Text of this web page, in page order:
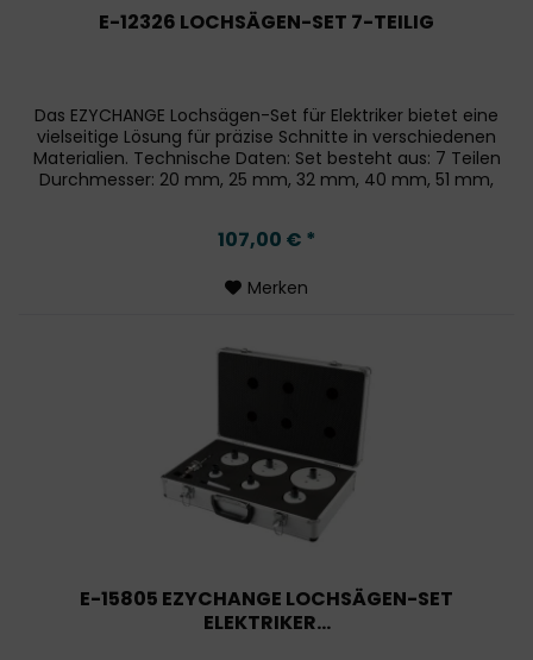
E-12326 LOCHSÄGEN-SET 7-TEILIG
Das EZYCHANGE Lochsägen-Set für Elektriker bietet eine
vielseitige Lösung für präzise Schnitte in verschiedenen
Materialien. Technische Daten: Set besteht aus: 7 Teilen
Durchmesser: 20 mm, 25 mm, 32 mm, 40 mm, 51 mm,
107,00 € *
Merken
E-15805 EZYCHANGE LOCHSÄGEN-SET
ELEKTRIKER...